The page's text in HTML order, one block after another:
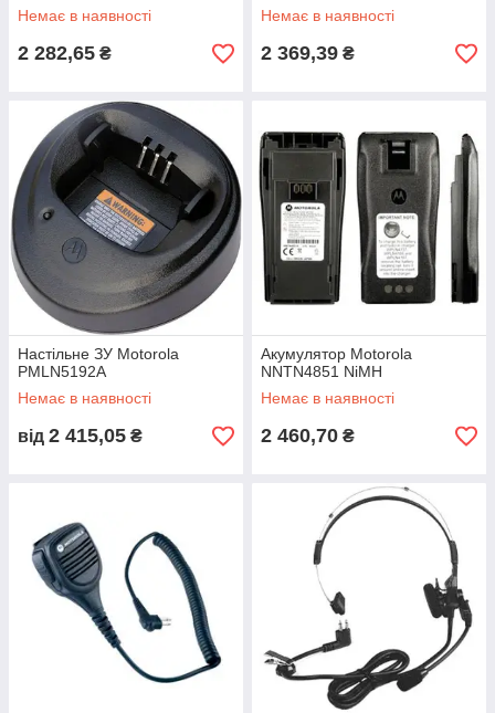
Немає в наявності
2 282,65 ₴
Немає в наявності
2 369,39 ₴
Настільне ЗУ Motorola
PMLN5192A
Немає в наявності
від 2 415,05 ₴
Акумулятор Motorola
NNTN4851 NiMH
Немає в наявності
2 460,70 ₴